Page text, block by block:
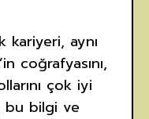
kariyeri, aynı
coğrafyasını,
çok iyi
bu bilgi ve